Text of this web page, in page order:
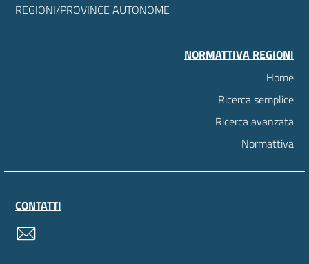
REGIONI/PROVINCE AUTONOME
NORMATTIVA REGIONI
Home
Ricerca semplice
Ricerca avanzata
Normattiva
CONTATTI